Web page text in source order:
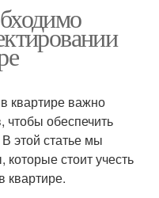
квартире важно
чтобы обеспечить
этой статье мы
стоит учесть
квартире.